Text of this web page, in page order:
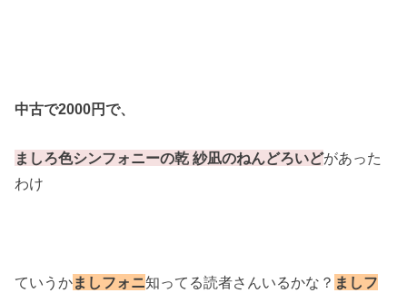
中古で2000円で、
ましろ色シンフォニーの乾 紗凪のねんどろいどがあった
わけ
ていうかましフォニ知ってる読者さんいるかな？ ましフ